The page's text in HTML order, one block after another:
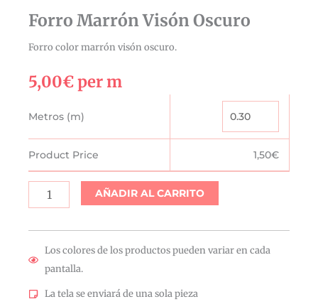
Forro Marrón Visón Oscuro
Forro color marrón visón oscuro.
5,00€per m
Metros (m)
Product Price 1,50€
Marrón
Visón
Oscuro
cantidad
AÑADIR AL CARRITO
Los colores de los productos pueden variar en cada
pantalla.
La tela se enviará de una sola pieza